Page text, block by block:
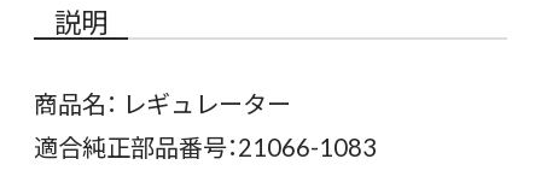
説明
商品名： レギュレーター
適合純正部品番号：21066-1083